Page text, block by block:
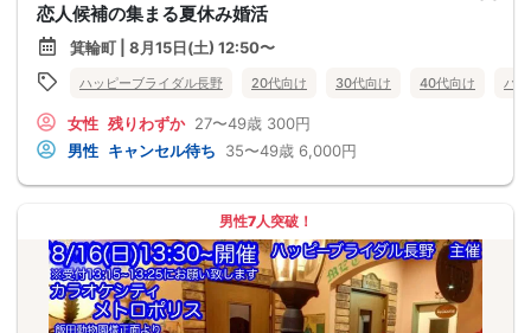
恋人候補の集まる夏休み婚活
箕輪町 | 8月15日(土) 12:50〜
ハッピーブライダル長野 20代向け 30代向け 40代向け バ
女性 残りわずか 27〜49歳 300円
男性 キャンセル待ち 35〜49歳 6,000円
男性7人突破！